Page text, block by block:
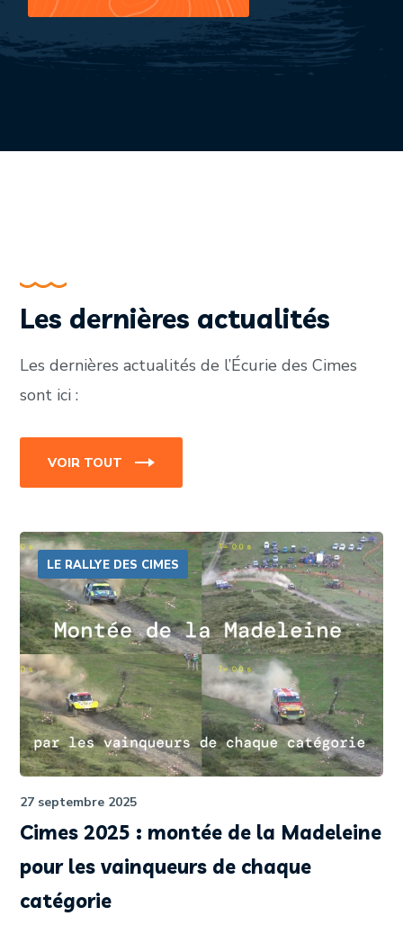
Les dernières actualités
Les dernières actualités de l’Écurie des Cimes
sont ici :
VOIR TOUT
LE RALLYE DES CIMES
27 septembre 2025
Cimes 2025 : montée de la Madeleine
pour les vainqueurs de chaque
catégorie